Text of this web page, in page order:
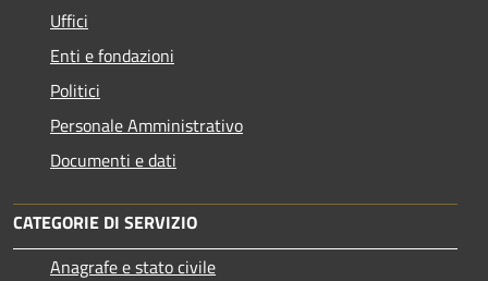
Uffici
Enti e fondazioni
Politici
Personale Amministrativo
Documenti e dati
CATEGORIE DI SERVIZIO
Anagrafe e stato civile